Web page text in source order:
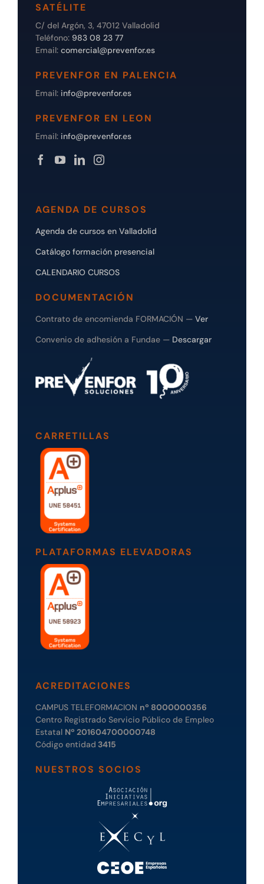
SATÉLITE
C/ del Argón, 3, 47012 Valladolid
Teléfono: 983 08 23 77
Email: comercial@prevenfor.es
PREVENFOR EN PALENCIA
Email: info@prevenfor.es
PREVENFOR EN LEON
Email: info@prevenfor.es
AGENDA DE CURSOS
Agenda de cursos en Valladolid
Catálogo formación presencial
CALENDARIO CURSOS
DOCUMENTACIÓN
Contrato de encomienda FORMACIÓN — Ver
Convenio de adhesión a Fundae — Descargar
CARRETILLAS
PLATAFORMAS ELEVADORAS
ACREDITACIONES
CAMPUS TELEFORMACION nº 8000000356
Centro Registrado Servicio Público de Empleo
Estatal Nº 201604700000748
Código entidad 3415
NUESTROS SOCIOS